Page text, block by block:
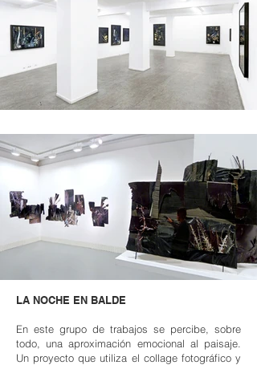
LA NOCHE EN BALDE
En este grupo de trabajos se percibe, sobre
todo, una aproximación emocional al paisaje.
Un proyecto que utiliza el collage fotográfico y